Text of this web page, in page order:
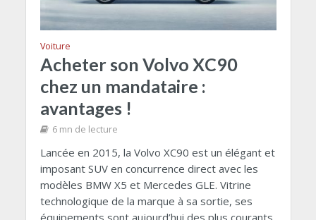
Voiture
Acheter son Volvo XC90
chez un mandataire :
avantages !
6 mn de lecture
Lancée en 2015, la Volvo XC90 est un élégant et
imposant SUV en concurrence direct avec les
modèles BMW X5 et Mercedes GLE. Vitrine
technologique de la marque à sa sortie, ses